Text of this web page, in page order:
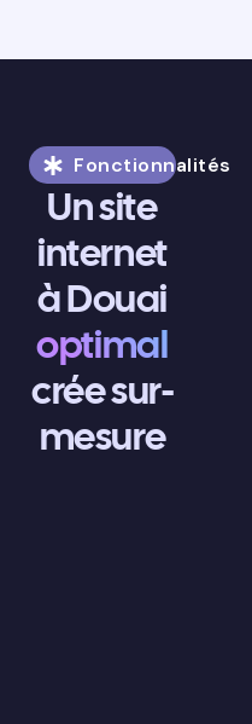
Fonctionnalités
Un site
internet
à Douai
optimal
crée sur-
mesure